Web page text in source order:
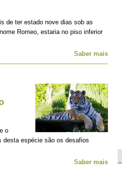
de ter estado nove dias sob as
Romeo, estaria no piso inferior
Saber mais
o
desta espécie são os desafios
Saber mais